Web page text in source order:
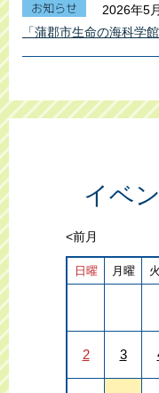
2026年5
「蒲郡市生命の海科学
イベ
<前月
日曜 月曜
2 3